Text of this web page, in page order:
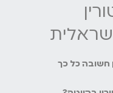
חשובה כל כך